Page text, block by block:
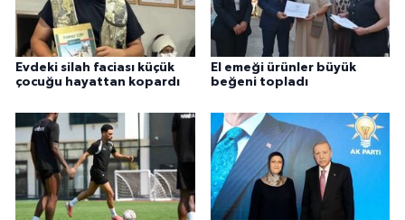
Evdeki silah faciası küçük
çocuğu hayattan kopardı
El emeği ürünler büyük
beğeni topladı